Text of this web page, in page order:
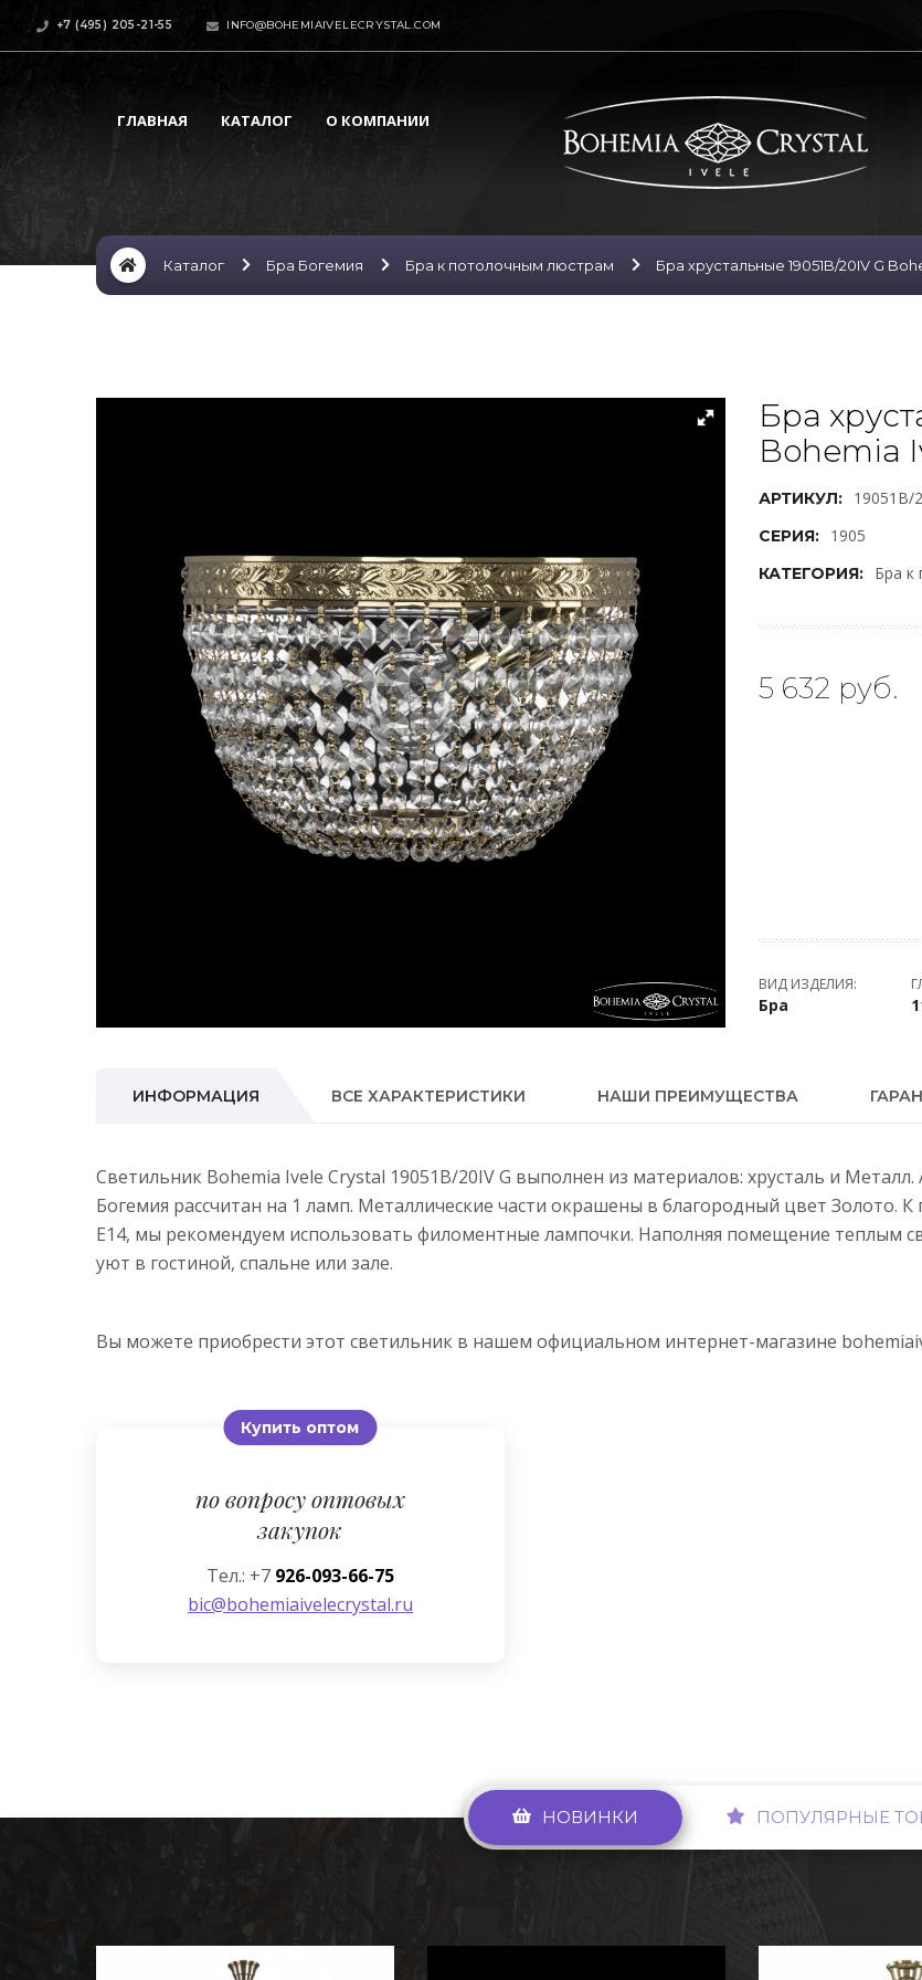
+7 (495) 205-21-55 INFO@BOHEMIAIVELECRYSTAL.COM
ГЛАВНАЯ КАТАЛОГ О КОМПАНИИ
Каталог Бра Богемия Бра к потолочным люстрам Бра хрустальные 19051B/20IV G
Бра
Bohemia
АРТИКУЛ: 19051B/
СЕРИЯ: 1905
КАТЕГОРИЯ: Бра к
5 632 руб.
ВИД ИЗДЕЛИЯ:
Бра
ИНФОРМАЦИЯ ВСЕ ХАРАКТЕРИСТИКИ НАШИ ПРЕИМУЩЕСТВА
Светильник Bohemia Ivele Crystal 19051B/20IV G выполнен из материалов: хрусталь и
Богемия рассчитан на 1 ламп. Металлические части окрашены в благородный цвет Золото.
E14, мы рекомендуем использовать филоментные лампочки. Наполняя помещение теплым
уют в гостиной, спальне или зале.
Вы можете приобрести этот светильник в нашем официальном интернет-магазине
Купить оптом
по вопросу оптовых
закупок
Тел.: +7 926-093-66-75
bic@bohemiaivelecrystal.ru
НОВИНКИ ПОПУЛЯРНЫЕ